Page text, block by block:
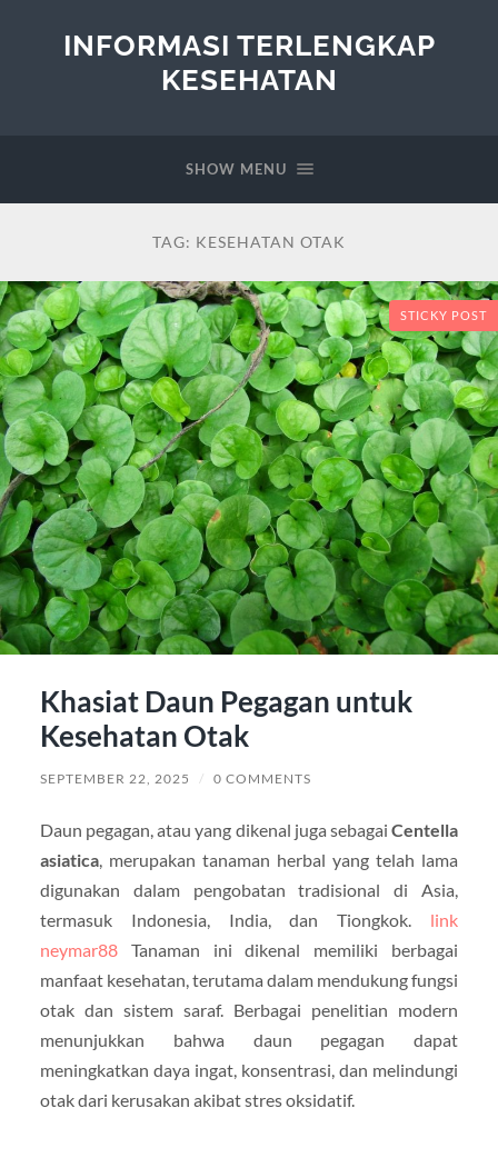
INFORMASI TERLENGKAP
KESEHATAN
SHOW MENU
TAG: KESEHATAN OTAK
STICKY POST
Khasiat Daun Pegagan untuk
Kesehatan Otak
SEPTEMBER 22, 2025 / 0 COMMENTS
Daun pegagan, atau yang dikenal juga sebagaiCentella
asiatica, merupakan tanaman herbal yang telah lama
digunakan dalam pengobatan tradisional di Asia,
termasuk Indonesia, India, dan Tiongkok. link
neymar88Tanaman ini dikenal memiliki berbagai
manfaat kesehatan, terutama dalam mendukung fungsi
otak dan sistem saraf. Berbagai penelitian modern
menunjukkan bahwa daun pegagan dapat
meningkatkan daya ingat, konsentrasi, dan melindungi
otak dari kerusakan akibat stres oksidatif.